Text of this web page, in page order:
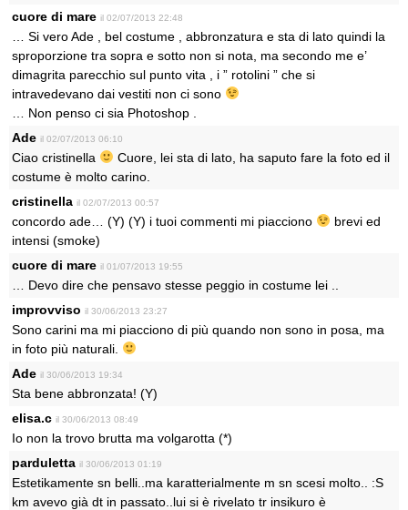
cuore di mare il 02/07/2013 22:48
… Si vero Ade , bel costume , abbronzatura e sta di lato quindi la
sproporzione tra sopra e sotto non si nota, ma secondo me e’
dimagrita parecchio sul punto vita , i ” rotolini ” che si
intravedevano dai vestiti non ci sono
… Non penso ci sia Photoshop .
Ade il 02/07/2013 06:10
Ciao cristinella
Cuore, lei sta di lato, ha saputo fare la foto ed il
costume è molto carino.
cristinella il 02/07/2013 00:57
concordo ade… (Y) (Y) i tuoi commenti mi piacciono
brevi ed
intensi (smoke)
cuore di mare il 01/07/2013 19:55
… Devo dire che pensavo stesse peggio in costume lei ..
improvviso il 30/06/2013 23:27
Sono carini ma mi piacciono di più quando non sono in posa, ma
in foto più naturali.
Ade il 30/06/2013 19:34
Sta bene abbronzata! (Y)
elisa.c il 30/06/2013 08:49
Io non la trovo brutta ma volgarotta (*)
parduletta il 30/06/2013 01:19
Estetikamente sn belli..ma karatterialmente m sn scesi molto.. :S
km avevo già dt in passato..lui si è rivelato tr insikuro è